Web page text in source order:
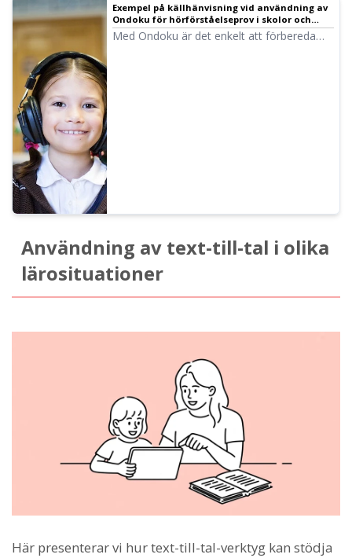
Exempel på källhänvisning vid användning av
Ondoku för hörförståelseprov i skolor och
utbildningsinstitutioner | Text-till-tal-
programvaran Ondoku
Med Ondoku är det enkelt att förbereda
Användning av text-till-tal i olika
lärosituationer
Här presenterar vi hur text-till-tal-verktyg kan stödja